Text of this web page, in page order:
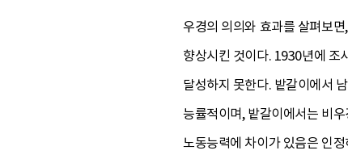
우경의 의의와 효과를 살펴보
향상시킨 것이다. 1930년에 조
달성하지 못한다. 밭갈이에서
능률적이며, 밭갈이에서는 비
노동능력에 차이가 있음은 인